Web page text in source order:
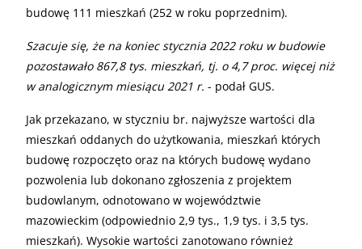
budowę 111 mieszkań (252 w roku poprzednim).
Szacuje się, że na koniec stycznia 2022 roku w budowie
pozostawało 867,8 tys. mieszkań, tj. o 4,7 proc. więcej niż
w analogicznym miesiącu 2021 r. - podał GUS.
Jak przekazano, w styczniu br. najwyższe wartości dla
mieszkań oddanych do użytkowania, mieszkań których
budowę rozpoczęto oraz na których budowę wydano
pozwolenia lub dokonano zgłoszenia z projektem
budowlanym, odnotowano w województwie
mazowieckim (odpowiednio 2,9 tys., 1,9 tys. i 3,5 tys.
mieszkań). Wysokie wartości zanotowano również